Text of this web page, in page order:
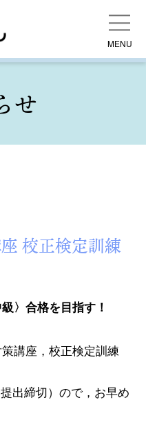
MENU
せ
校正検定訓練
〉合格を目指す！
講座，校正検定訓練
出締切）ので，お早め